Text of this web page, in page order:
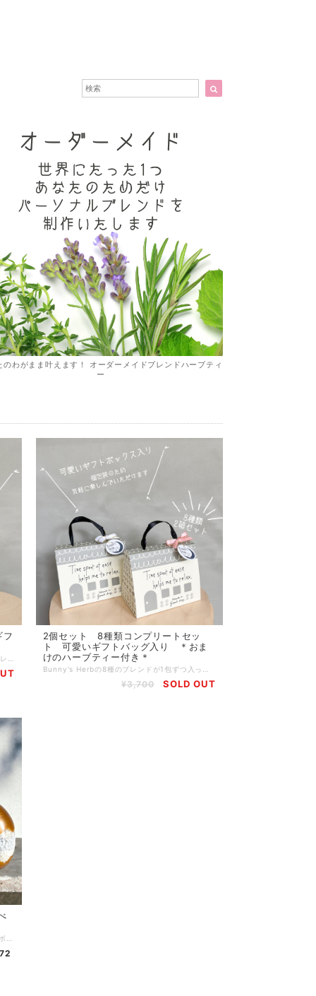
のわがまま叶えます！ オーダーメイドブレンドハーブティ
ー
フ
2個セット 8種類コンプリートセッ
ト 可愛いギフトバッグ入り ＊おま
けのハーブティー付き＊
¥3,700 SOLD OUT